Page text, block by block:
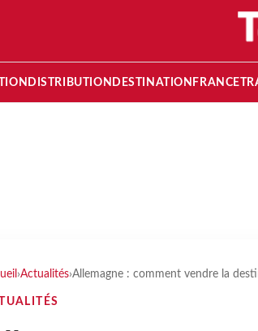
DISTRIBUTION DESTINATION FRANCE
›Actualités›Allemagne : comment vendre la